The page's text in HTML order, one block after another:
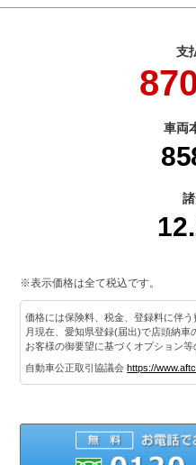
支
車両
※表示価格は全て税込です。
価格には保険料、税金、登録料に伴
月現在、愛知県登録(届出)で店頭納車
お客様の御要望に基づくオプション等
自動車公正取引協議会https://